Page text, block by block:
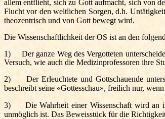
allem entflieht, sich zu Gott aufmacht, sich von
Flucht vor den weltlichen Sorgen, d.h.
theozentrisch und von Gott bewegt wird.
Die Wissenschaftlichkeit der OS ist an den
1)
Der ganze Weg des Vergotteten
Versuch, wie auch die Medizinprofessoren ihre
2) Der Erleuchtete und Gottschauende
beschreibt seine «Gottesschau», freilich nur,
3) Die Wahrheit einer Wissenschaft wird an
unmöglich ist. Das Beweisstück für die